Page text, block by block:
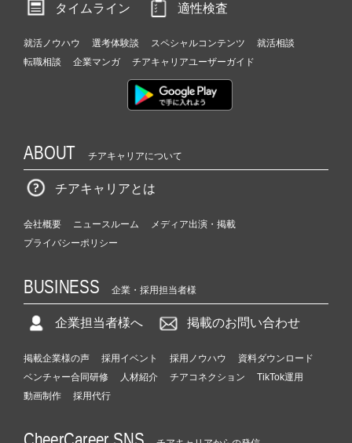
タイムライン
適性検査
就活ノウハウ 選考体験談 スペシャルコンテンツ
就活相談
転職相談
企業マンガ チアキャリアユーザーガイド
ABOUT チアキャリアについて
チアキャリアとは
会社概要 ニュースルーム
メディア出演・掲載
プライバシーポリシー
BUSINESS 企業・採用担当者様
企業担当者様へ 掲載のお問い合わせ
掲載企業様の声 採用イベント 採用ノウハウ
資料ダウンロード
ベンチャー合同研修
人材紹介 チアコネクション
TikTok運用
動画制作
採用代行